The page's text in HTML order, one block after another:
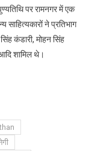
पर रामनगर में एक
ने प्रतिभाग
कंडारी, मोहन सिंह
शामिल थे।